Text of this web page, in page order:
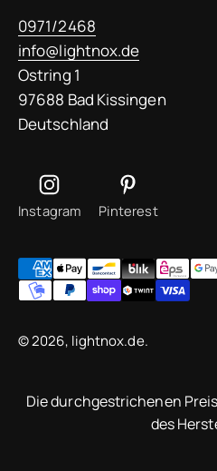
0971/2468
info@lightnox.de
Ostring 1
97688 Bad Kissingen
Deutschland
Instagram Pinterest
© 2026, lightnox.de.
Die durchgestrichenen
des